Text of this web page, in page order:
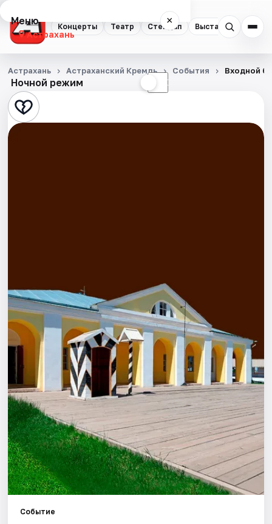
Концерты Театр Стендап Выставки
Меню ×
Астрахань
Концерты
Театр
Стендап
Города
Площадки
Артисты
Рейтинги
Ночной режим ☾
Астрахань Астраханский Кремль События Входной
Событие